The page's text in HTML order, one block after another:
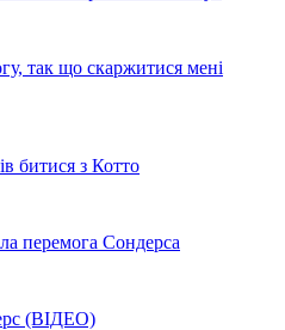
так що скаржитися мені
битися з Котто
перемога Сондерса
(ВІДЕО)